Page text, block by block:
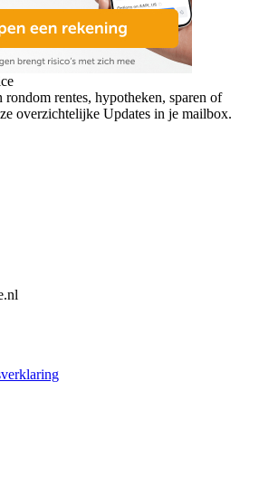
rentes, hypotheken, sparen of
overzichtelijke Updates in je mailbox.